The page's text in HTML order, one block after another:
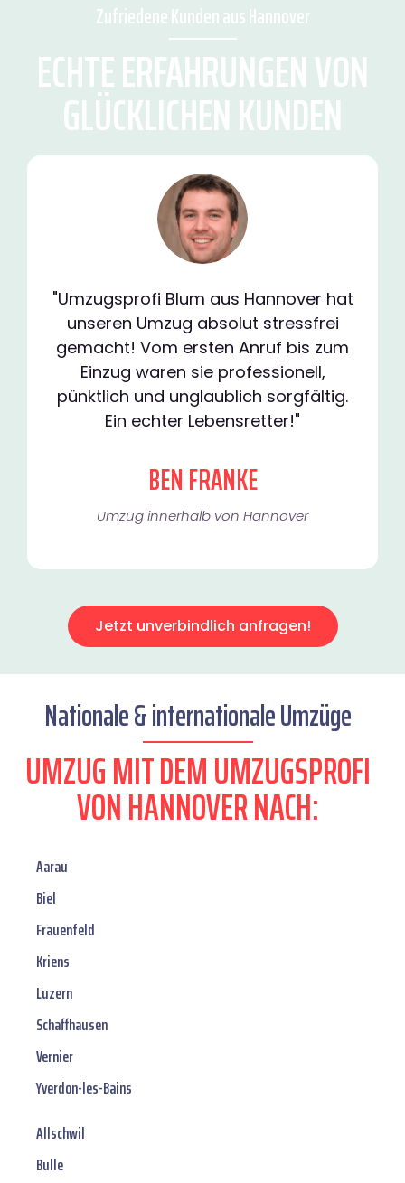
Zufriedene Kunden aus Hannover
ECHTE ERFAHRUNGEN VON
GLÜCKLICHEN KUNDEN
"Umzugsprofi Blum aus Hannover hat
unseren Umzug absolut stressfrei
gemacht! Vom ersten Anruf bis zum
Einzug waren sie professionell,
pünktlich und unglaublich sorgfältig.
Ein echter Lebensretter!"
BEN FRANKE
Umzug innerhalb von Hannover​
Jetzt unverbindlich anfragen!
Nationale & internationale Umzüge
UMZUG MIT DEM UMZUGSPROFI
VON HANNOVER NACH:
Aarau
Biel
Frauenfeld
Kriens
Luzern
Schaffhausen
Vernier
Yverdon-les-Bains
Allschwil
Bulle